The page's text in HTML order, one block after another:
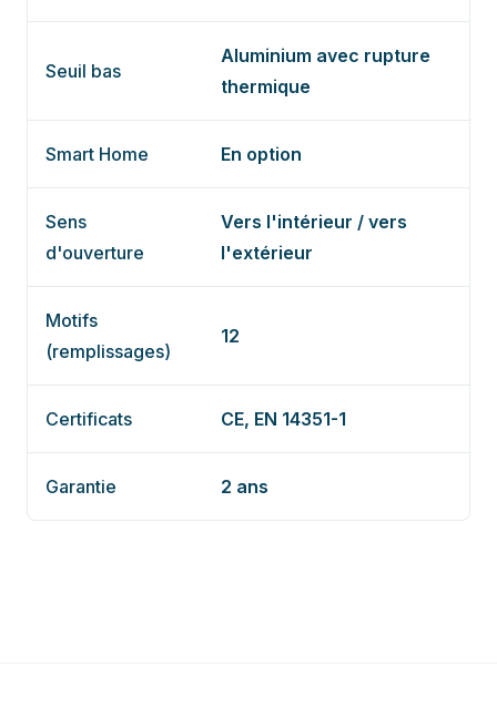
Seuil bas
Aluminium avec rupture
thermique
Smart Home En option
Sens
d'ouverture
Vers l'intérieur / vers
l'extérieur
Motifs
(remplissages)
12
Certificats CE, EN 14351-1
Garantie 2 ans